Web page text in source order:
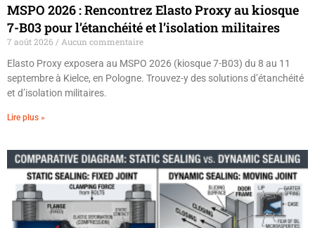
MSPO 2026 : Rencontrez Elasto Proxy au kiosque
7-B03 pour l’étanchéité et l’isolation militaires
7 août 2026
Aucun commentaire
Elasto Proxy exposera au MSPO 2026 (kiosque 7-B03) du 8 au 11
septembre à Kielce, en Pologne. Trouvez-y des solutions d’étanchéité
et d’isolation militaires.
Lire plus »